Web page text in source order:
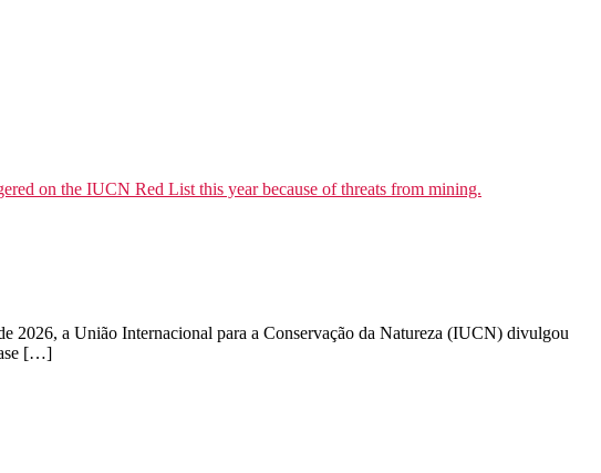
2026, a União Internacional para a Conservação da Natureza (IUCN) divulgou
[…]